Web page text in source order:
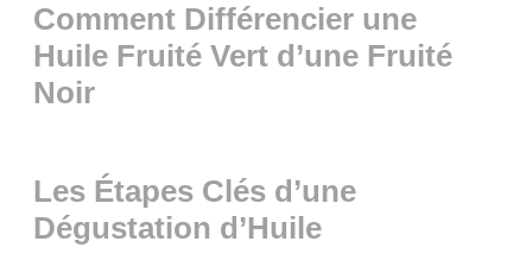
Comment Différencier une
Huile Fruité Vert d’une Fruité
Noir
Les Étapes Clés d’une
Dégustation d’Huile